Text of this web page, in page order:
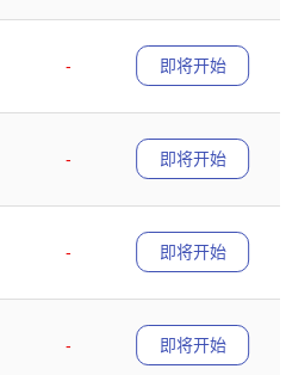
-
即将开始
-
即将开始
-
即将开始
-
即将开始